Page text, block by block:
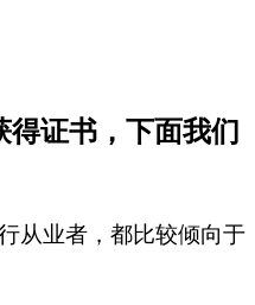
证书，下面我们
从业者，都比较倾向于